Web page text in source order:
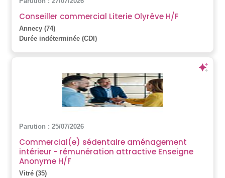
Conseiller commercial Literie Olyrêve H/F
Annecy (74)
Durée indéterminée (CDI)
Parution : 25/07/2026
Commercial(e) sédentaire aménagement
intérieur - rémunération attractive Enseigne
Anonyme H/F
Vitré (35)